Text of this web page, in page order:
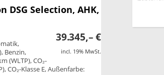
DSG Selection, AHK,
39.345,– €
incl. 19% MwSt.
Benzin,
(WLTP), CO₂-
CO₂-Klasse E, Außenfarbe: